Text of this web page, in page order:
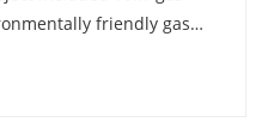
friendly gas
requ......